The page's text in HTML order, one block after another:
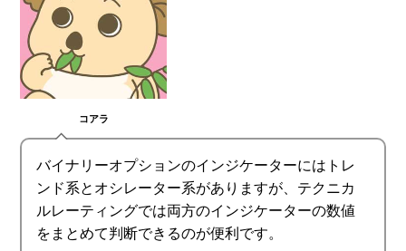
コアラ
バイナリーオプションのインジケーターにはトレ
ンド系とオシレーター系がありますが、テクニカ
ルレーティングでは両方のインジケーターの数値
をまとめて判断できるのが便利です。